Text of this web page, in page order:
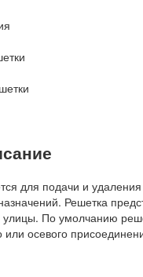
для подачи и
Решетка
По умолчанию
осевого